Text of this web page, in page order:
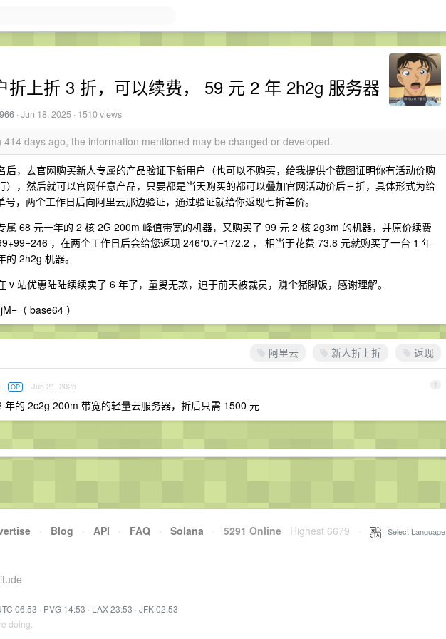
折上折 3 折，可以续费， 59 元 2 年 2h2g 服务器
·Jun 18, 2025 · 1510 views
days ago, the information mentioned may be changed or developed.
后，去官网购买新人专属的产品验证下新用户（也可以不购买，给我提供个截图证明你有活动价购
），然后就可以官网任意产品，只要都是当天购买的都可以叠加官网活动价后三折，具体形式为给
，两个工作日后向阿里云那边验证，通过验证就给你返现七折差价。
属 68 元一年的 2 核 2G 200m 峰值带宽的机器，又购买了 99 元 2 核 2g3m 的机器，并原价续费
，在两个工作日后会给您返现 246*0.7=172.2 ， 相当于花费 73.8 元就购买了一台 1 年
2h2g 机器。
v 站优惠陆陆续续卖了 6 年了，童叟无欺，迫于前天被裁员，赚个猪脚饭，感谢理解。
（ base64 ）
阿里云 新人折上折 返现
1
OP Jun 21, 2025
年的 2c2g 200m 带宽的轻量云服务器，折后只需 1500 元
· Blog · API · FAQ · Solana · 5291 Online Highest 6679 Select Language
06:53 · PVG 14:53 · LAX 23:53 · JFK 02:53
doing.